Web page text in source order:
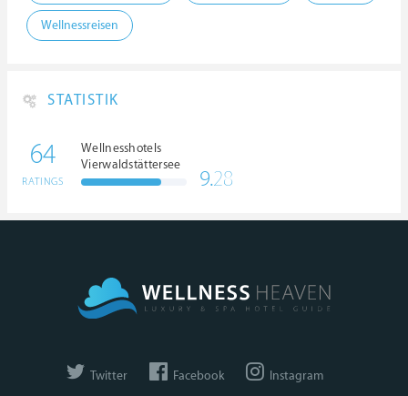
Wellnessreisen
STATISTIK
64
RATINGS
Wellnesshotels
Vierwaldstättersee
9.28
Twitter Facebook Instagram